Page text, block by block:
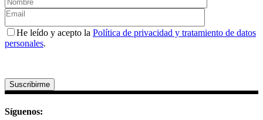
He leído y acepto la Política de privacidad y tratamiento de datos
personales.
Suscribirme
Síguenos: